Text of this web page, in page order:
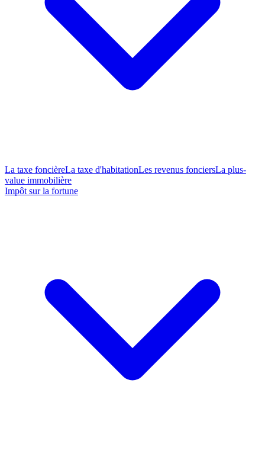
La taxe foncièreLa taxe d'habitationLes revenus fonciersLa plus-
value immobilière
Impôt sur la fortune